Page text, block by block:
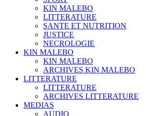
KIN MALEBO
LITTERATURE
SANTE ET NUTRITION
JUSTICE
NECROLOGIE
KIN MALEBO
KIN MALEBO
ARCHIVES KIN MALEBO
LITTERATURE
LITTERATURE
ARCHIVES LITTERATURE
MEDIAS
AUDIO